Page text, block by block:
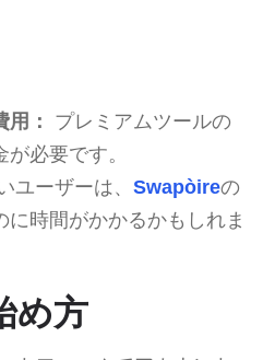
：
プレミアムツールの
必要です。
ユーザーは、 Swapòireの
に時間がかかるかもしれま
め方